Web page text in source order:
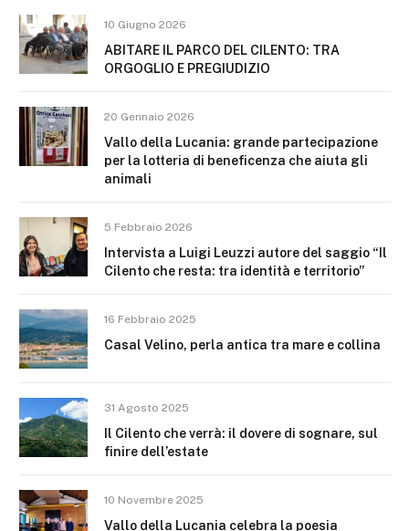
10 Giugno 2026
ABITARE IL PARCO DEL CILENTO: TRA
ORGOGLIO E PREGIUDIZIO
20 Gennaio 2026
Vallo della Lucania: grande partecipazione
per la lotteria di beneficenza che aiuta gli
animali
5 Febbraio 2026
Intervista a Luigi Leuzzi autore del saggio “Il
Cilento che resta: tra identità e territorio”
16 Febbraio 2025
Casal Velino, perla antica tra mare e collina
31 Agosto 2025
Il Cilento che verrà: il dovere di sognare, sul
finire dell’estate
10 Novembre 2025
Vallo della Lucania celebra la poesia